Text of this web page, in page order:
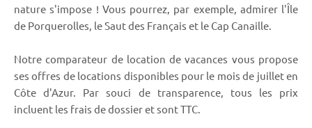
nature s'impose ! Vous pourrez, par exemple, admirer l'Île
de Porquerolles, le Saut des Français et le Cap Canaille.
Notre comparateur de location de vacances vous propose
ses offres de locations disponibles pour le mois de juillet en
Côte d'Azur. Par souci de transparence, tous les prix
incluent les frais de dossier et sont TTC.